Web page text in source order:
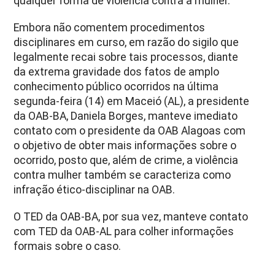
Embora não comentem procedimentos
disciplinares em curso, em razão do sigilo que
legalmente recai sobre tais processos, diante
da extrema gravidade dos fatos de amplo
conhecimento público ocorridos na última
segunda-feira (14) em Maceió (AL), a presidente
da OAB-BA, Daniela Borges, manteve imediato
contato com o presidente da OAB Alagoas com
o objetivo de obter mais informações sobre o
ocorrido, posto que, além de crime, a violência
contra mulher também se caracteriza como
infração ético-disciplinar na OAB.
O TED da OAB-BA, por sua vez, manteve contato
com TED da OAB-AL para colher informações
formais sobre o caso.